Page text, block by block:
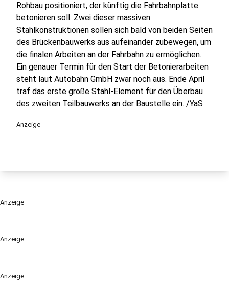
Anzeige
Anzeige
Rohbau positioniert, der künftig die Fahrbahnplatte
betonieren soll. Zwei dieser massiven
Stahlkonstruktionen sollen sich bald von beiden Seiten
des Brückenbauwerks aus aufeinander zubewegen, um
die finalen Arbeiten an der Fahrbahn zu ermöglichen.
Ein genauer Termin für den Start der Betonierarbeiten
steht laut Autobahn GmbH zwar noch aus. Ende April
traf das erste große Stahl-Element für den Überbau
des zweiten Teilbauwerks an der Baustelle ein. /YaS
Anzeige
Anzeige